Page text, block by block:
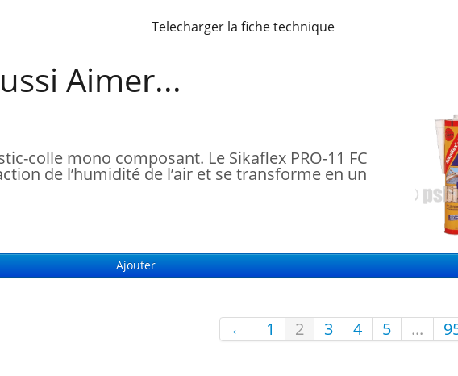
Telecharger la fiche technique
Aimer...
colle mono composant. Le Sikaflex PRO-11 FC
de l’humidité de l’air et se transforme en un
Ajouter
← 1 2 3 4 5 ...